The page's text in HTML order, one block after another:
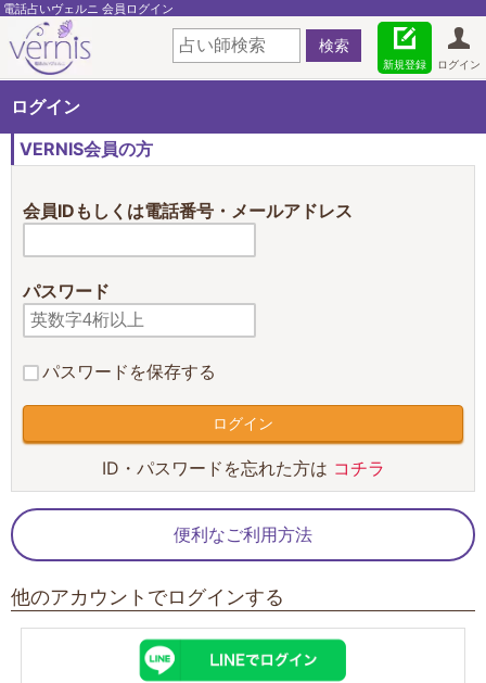
電話占いヴェルニ 会員ログイン
ログイン
新規登録
ログイン
VERNIS会員の方
会員IDもしくは電話番号・メールアドレス
パスワード
パスワードを保存する
ID・パスワードを忘れた方は コチラ
便利なご利用方法
他のアカウントでログインする